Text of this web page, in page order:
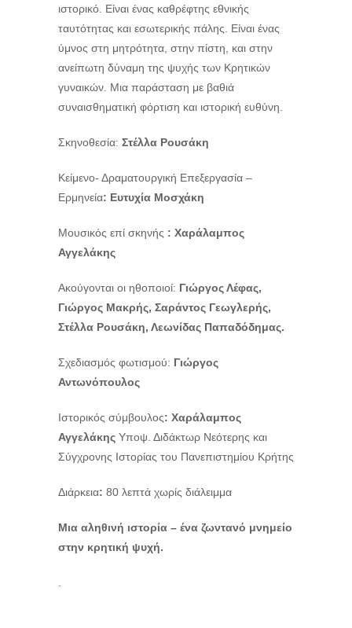
ιστορικό. Είναι ένας καθρέφτης εθνικής
ταυτότητας και εσωτερικής πάλης. Είναι ένας
ύμνος στη μητρότητα, στην πίστη, και στην
ανείπωτη δύναμη της ψυχής των Κρητικών
γυναικών. Μια παράσταση με βαθιά
συναισθηματική φόρτιση και ιστορική ευθύνη.
Σκηνοθεσία: Στέλλα Ρουσάκη
Κείμενο- Δραματουργική Επεξεργασία –
Ερμηνεία: Ευτυχία Μοσχάκη
Μουσικός επί σκηνής : Χαράλαμπος
Αγγελάκης
Ακούγονται οι ηθοποιοί: Γιώργος Λέφας,
Γιώργος Μακρής, Σαράντος Γεωγλερής,
Στέλλα Ρουσάκη, Λεωνίδας Παπαδόδημας.
Σχεδιασμός φωτισμού: Γιώργος
Αντωνόπουλος
Ιστορικός σύμβουλος: Χαράλαμπος
Αγγελάκης Υποψ. Διδάκτωρ Νεότερης και
Σύγχρονης Ιστορίας του Πανεπιστημίου Κρήτης
Διάρκεια: 80 λεπτά χωρίς διάλειμμα
Μια αληθινή ιστορία – ένα ζωντανό μνημείο
στην κρητική ψυχή.